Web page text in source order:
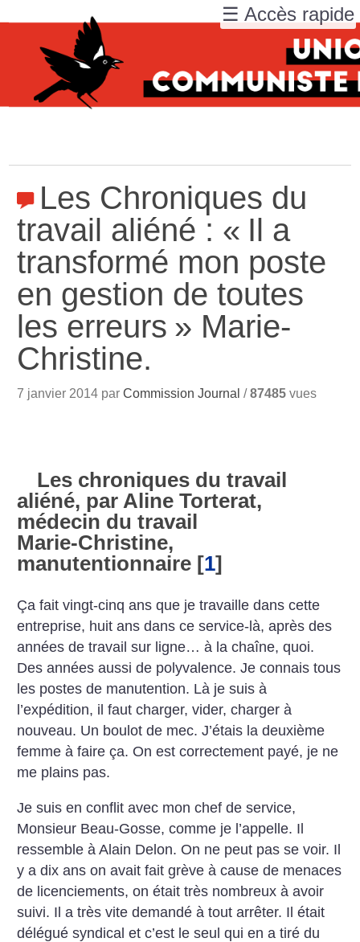
Les Chroniques du
travail aliéné : « Il a
transformé mon poste
en gestion de toutes
les erreurs » Marie-
Christine.
7 janvier 2014 parCommission Journal /87485 vues
Les chroniques du travail
aliéné, par Aline Torterat,
médecin du travail
Marie-Christine,
manutentionnaire [1]
Ça fait vingt-cinq ans que je travaille dans cette
entreprise, huit ans dans ce service-là, après des
années de travail sur ligne… à la chaîne, quoi.
Des années aussi de polyvalence. Je connais tous
les postes de manutention. Là je suis à
l’expédition, il faut charger, vider, charger à
nouveau. Un boulot de mec. J’étais la deuxième
femme à faire ça. On est correctement payé, je ne
me plains pas.
Je suis en conflit avec mon chef de service,
Monsieur Beau-Gosse, comme je l’appelle. Il
ressemble à Alain Delon. On ne peut pas se voir. Il
y a dix ans on avait fait grève à cause de menaces
de licenciements, on était très nombreux à avoir
suivi. Il a très vite demandé à tout arrêter. Il était
délégué syndical et c’est le seul qui en a tiré du
☰ Accès rapide